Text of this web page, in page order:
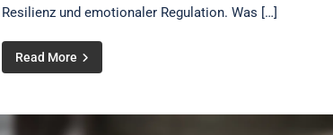
Resilienz und emotionaler Regulation. Was […]
Read More